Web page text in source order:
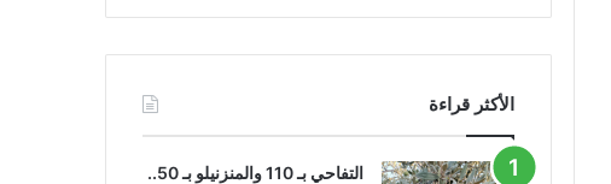
الأكثر قراءة
التفاحي بـ 110 والمنزنيلو بـ 50..